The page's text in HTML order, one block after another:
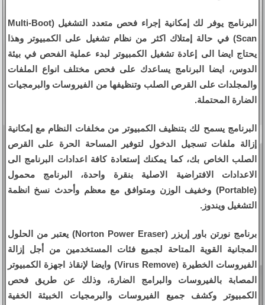
البرنامج يوفر لك إمكانية إجراء فحص متعدد التشغيل (Multi-Boot
Scan) في حالة إمتلاك اكثر من نظام تشغيل على الكمبيوتر وهذا
يحتاج ايضا الى إعادة تشغيل الكمبيوتر لبدء عملية الفحص في بيئة
الدوس، ايضا البرنامج يساعدك على فحص مختلف انواع الملفات
والمجلدات على القرص الصلب وتنظيفها من الفيروسات والبرمجيات
الضارة المحتملة.
البرنامج يسمح لك بتنظيف الكمبيوتر من مخلفات النظام مع إمكانية
إزالة ملفات تسجيل الدخول لتوفير المساحة الحرة على القرص
الصلب الخاص بك، كما يمكنك إستعادة كافة اعدادات البرنامج الى
الاعدادات الافتراضية الاصلية بنقرة واحدة، البرنامج محمول
(Portable) وخفيف الوزن ومتوافق مع معظم وأحدث نسخ انظمة
التشغيل ويندوز.
برنامج نورتن باور إريزر (Norton Power Eraser) يعتبر من الحلول
المجانية القوية المتاحة لجميع فئات المستخدمين من أجل إزالة
الفيروسات الخطيرة (Virus Remove) وايضا لإنقاذ اجهزة الكمبيوتر
المصابة بالفيروسات والبرامج الضارة، وذلك عن طريق فحص
الكمبيوتر وكشف جميع الفيروسات والبرمجيات الخبيثة الخفية